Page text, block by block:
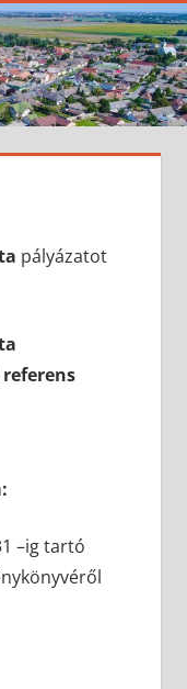
pályázatot
referens
–ig tartó